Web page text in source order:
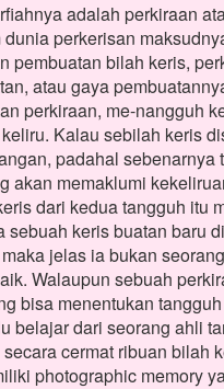
adalah perkiraan
perkerisan
pembuatan bilah keris,
atau gaya
perkiraan, me-nangguh
Kalau sebilah keris
padahal sebenarnya
akan memaklumi
dari kedua tangguh itu
sebuah keris buatan baru
jelas ia bukan
Walaupun sebuah
bisa menentukan
belajar dari seorang ahli
cermat ribuan bilah
photographic memory